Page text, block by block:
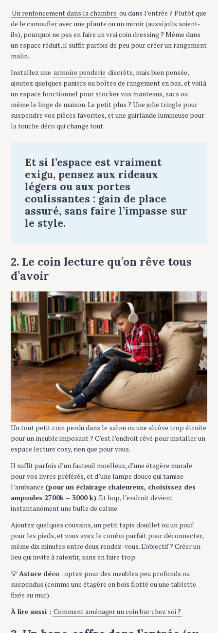
Un renfoncement dans la chambre ou dans l’entrée ? Plutôt que
de le camoufler avec une plante ou un miroir (aussi jolis soient-
ils), pourquoi ne pas en faire un vrai coin dressing ? Même dans
un espace réduit, il suffit parfois de peu pour créer un rangement
malin.
Installez une armoire penderie discrète, mais bien pensée,
ajoutez quelques paniers ou boîtes de rangement en bas, et voilà
un espace fonctionnel pour stocker vos manteaux, sacs ou
même le linge de maison. Le petit plus ? Une jolie tringle pour
suspendre vos pièces favorites, et une guirlande lumineuse pour
la touche déco qui change tout.
Et si l’espace est vraiment
exigu, pensez aux rideaux
légers ou aux portes
coulissantes : gain de place
assuré, sans faire l’impasse sur
le style.
2. Le coin lecture qu’on rêve tous
d’avoir
Un tout petit coin perdu dans le salon ou une alcôve trop étroite
pour un meuble imposant ? C’est l’endroit rêvé pour installer un
espace lecture cosy, rien que pour vous.
Il suffit parfois d’un fauteuil moelleux, d’une étagère murale
pour vos livres préférés, et d’une lampe douce qui tamise
l’ambiance (pour un éclairage chaleureux, choisissez des
ampoules 2700k – 3000 k). Et hop, l’endroit devient
instantanément une bulle de calme.
Ajoutez quelques coussins, un petit tapis douillet ou un pouf
pour les pieds, et vous avez le combo parfait pour déconnecter,
même dix minutes entre deux rendez-vous. L’objectif ? Créer un
lieu qui invite à ralentir, sans en faire trop.
💡Astuce déco : optez pour des meubles peu profonds ou
suspendus (comme une étagère en bois flotté ou une tablette
fixée au mur).
À lire aussi : Comment aménager un coin bar chez soi ?